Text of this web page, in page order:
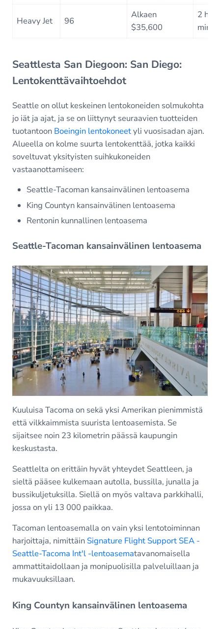
Heavy Jet 96
Alkaen
$35,600
2 h
min
Seattlesta San Diegoon: San Diego:
Lentokenttävaihtoehdot
Seattle on ollut keskeinen lentokoneiden solmukohta
jo iät ja ajat, ja se on liittynyt seuraavien tuotteiden
tuotantoon Boeingin lentokoneetyli vuosisadan ajan.
Alueella on kolme suurta lentokenttää, jotka kaikki
soveltuvat yksityisten suihkukoneiden
vastaanottamiseen:
Seattle-Tacoman kansainvälinen lentoasema
King Countyn kansainvälinen lentoasema
Rentonin kunnallinen lentoasema
Seattle-Tacoman kansainvälinen lentoasema
Kuuluisa Tacoma on sekä yksi Amerikan pienimmistä
että vilkkaimmista suurista lentoasemista. Se
sijaitsee noin 23 kilometrin päässä kaupungin
keskustasta.
Seattlelta on erittäin hyvät yhteydet Seattleen, ja
sieltä pääsee kulkemaan autolla, bussilla, junalla ja
bussikuljetuksilla. Siellä on myös valtava parkkihalli,
jossa on yli 13 000 paikkaa.
Tacoman lentoasemalla on vain yksi lentotoiminnan
harjoittaja, nimittäin Signature Flight Support SEA -
Seattle-Tacoma Int'l -lentoasematavanomaisella
ammattitaidollaan ja monipuolisilla palveluillaan ja
mukavuuksillaan.
King Countyn kansainvälinen lentoasema